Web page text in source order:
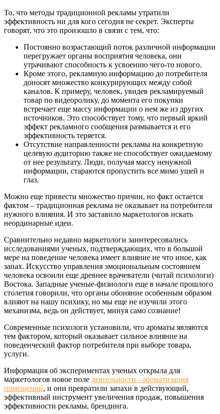
То, что методы традиционной рекламы утратили
эффективность ни для кого сегодня не секрет. Эксперты
говорят, что это произошло в связи с тем, что:
Постоянно возрастающий поток различной информации
перегружает органы восприятия человека, они
утрачивают способность к усвоению чего-то нового.
Кроме этого, рекламную информацию до потребителя
доносят множество конкурирующих между собой
каналов. К примеру, человек, увидев рекламируемый
товар по видеоролику, до момента его покупки
встречает еще массу информации о нем же из других
источников. Это способствует тому, что первый яркий
эффект рекламного сообщения размывается и его
эффективность теряется.
Отсутствие направленности рекламы на конкретную
целевую аудиторию также не способствует ожидаемому
от нее результату. Люди, получая массу ненужной
информации, стараются пропустить все мимо ушей и
глаз.
Можно еще привести множество причин, но факт остается
фактом – традиционная реклама не оказывает на потребителя
нужного влияния. И это заставило маркетологов искать
неординарные идеи.
Сравнительно недавно маркетологи заинтересовались
исследованиями ученых, подтверждающих, что в большой
мере на поведение человека имеет влияние не что иное, как
запах. Искусство управления эмоциональным состоянием
человека освоили еще древнее врачеватели (читай психологи)
Востока. Западные ученые-физиологи еще в начале прошлого
столетия говорили, что органы обоняние особенным образом
влияют на нашу психику, но мы еще не изучили этого
механизма, ведь он действует, минуя само сознание!
Современные психологи установили, что ароматы являются
тем фактором, который оказывает сильное влияние на
поведенческий фактор потребителя при выборе товара,
услуги.
Информация об экспериментах ученых открыла для
маркетологов новое поле деятельности - ароматизация
помещений, и они превратили запахи в действующий,
эффективный инструмент увеличения продаж, повышения
эффективности рекламы, брендинга.